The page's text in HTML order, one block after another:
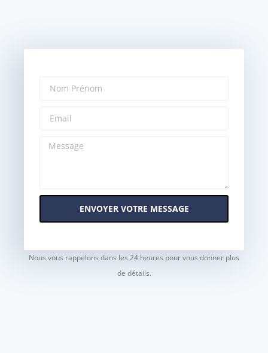
ENVOYER VOTRE MESSAGE
Nous vous rappelons dans les 24 heures pour vous donner plus
de détails.